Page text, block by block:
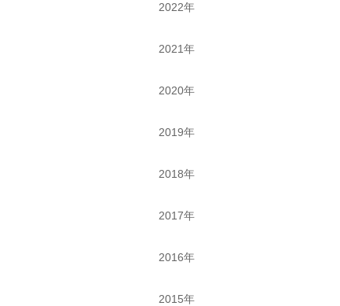
2022年
2021年
2020年
2019年
2018年
2017年
2016年
2015年